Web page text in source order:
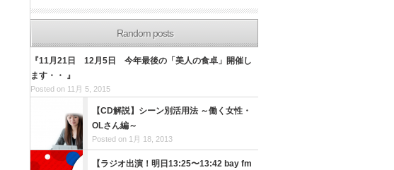
Random posts
『11月21日 12月5日 今年最後の「美人の食卓」開催し
ます・・ 』
Posted on 11月 5, 2015
【CD解説】シーン別活用法 ～働く女性・
OLさん編～
Posted on 1月 18, 2013
【ラジオ出演！明日13:25〜13:42 bay fm